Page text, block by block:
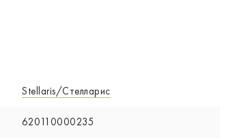
Stellaris/Стелларис
620110000235